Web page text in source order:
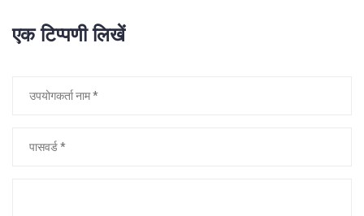
एक टिप्पणी लिखें